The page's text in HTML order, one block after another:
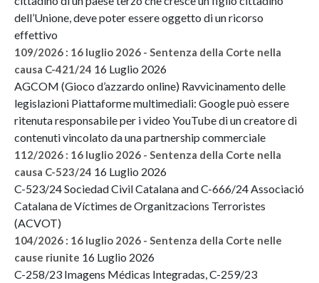
dell’Unione, deve poter essere oggetto di un ricorso
effettivo
109/2026 : 16 luglio 2026 - Sentenza della Corte nella
causa C-421/24 16 Luglio 2026
AGCOM (Gioco d’azzardo online) Ravvicinamento delle
legislazioni Piattaforme multimediali: Google può essere
ritenuta responsabile per i video YouTube di un creatore di
contenuti vincolato da una partnership commerciale
112/2026 : 16 luglio 2026 - Sentenza della Corte nella
causa C-523/24 16 Luglio 2026
C-523/24 Sociedad Civil Catalana and C-666/24 Associació
Catalana de Víctimes de Organitzacions Terroristes
(ACVOT)
104/2026 : 16 luglio 2026 - Sentenza della Corte nelle
cause riunite 16 Luglio 2026
C-258/23 Imagens Médicas Integradas, C-259/23